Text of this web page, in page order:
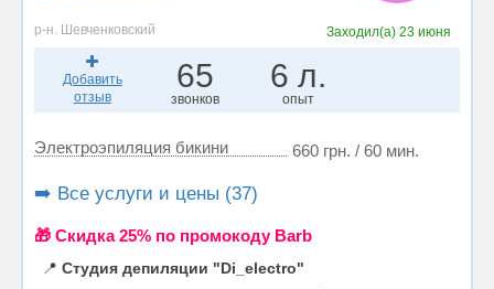
р-н. Шевченковский Заходил(а)23 июня
Добавить
отзыв
65
звонков
6 л.
опыт
Электроэпиляция бикини 660 грн. / 60 мин.
➡️ Все услуги и цены (37)
🎁 Cкидка 25% по промокоду Barb
📍 Студия депиляции "Di_electro"